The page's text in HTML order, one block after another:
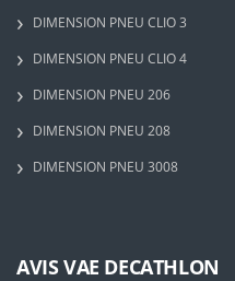
DIMENSION PNEU CLIO 3
DIMENSION PNEU CLIO 4
DIMENSION PNEU 206
DIMENSION PNEU 208
DIMENSION PNEU 3008
AVIS VAE DECATHLON